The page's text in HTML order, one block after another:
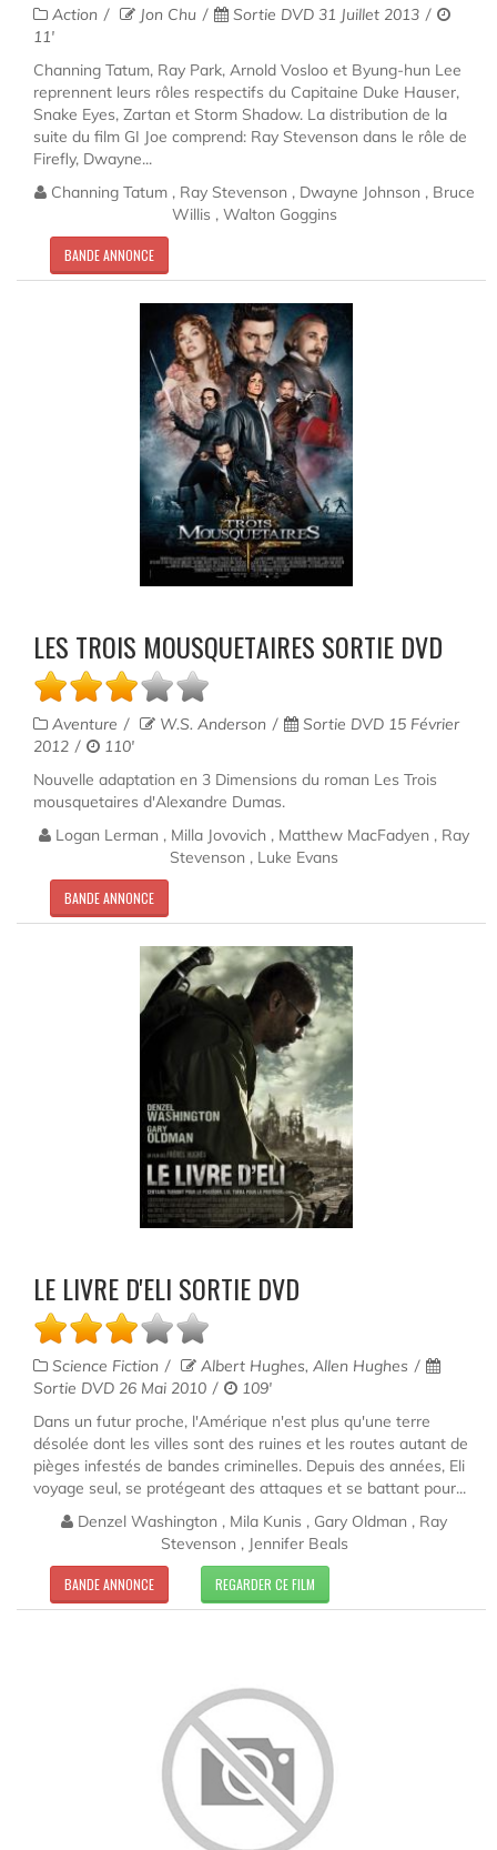
Action Jon Chu
Sortie DVD 31 Juillet 2013
11'
Channing Tatum, Ray Park, Arnold Vosloo et Byung-hun Lee
reprennent leurs rôles respectifs du Capitaine Duke Hauser,
Snake Eyes, Zartan et Storm Shadow. La distribution de la
suite du film GI Joe comprend: Ray Stevenson dans le rôle de
Firefly, Dwayne...
Channing Tatum , Ray Stevenson , Dwayne Johnson , Bruce
Willis , Walton Goggins
BANDE ANNONCE
LES TROIS MOUSQUETAIRES SORTIE DVD
Aventure W.S. Anderson
Sortie DVD 15 Février
2012
110'
Nouvelle adaptation en 3 Dimensions du roman Les Trois
mousquetaires d'Alexandre Dumas.
Logan Lerman , Milla Jovovich , Matthew MacFadyen , Ray
Stevenson , Luke Evans
BANDE ANNONCE
LE LIVRE D'ELI SORTIE DVD
Science Fiction
Albert Hughes, Allen Hughes
Sortie DVD 26 Mai 2010
109'
Dans un futur proche, l'Amérique n'est plus qu'une terre
désolée dont les villes sont des ruines et les routes autant de
pièges infestés de bandes criminelles. Depuis des années, Eli
voyage seul, se protégeant des attaques et se battant pour...
Denzel Washington , Mila Kunis , Gary Oldman , Ray
Stevenson , Jennifer Beals
BANDE ANNONCE REGARDER CE FILM